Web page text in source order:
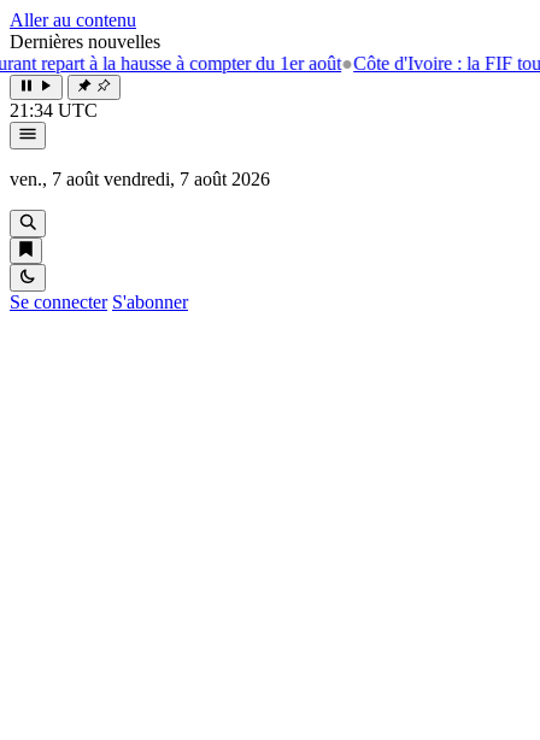
Aller au contenu
Dernières nouvelles
la hausse à compter du 1er août●Côte d'Ivoire : la FIF tourne la
21:34 UTC
ven., 7 août vendredi, 7 août 2026
Se connecter S'abonner